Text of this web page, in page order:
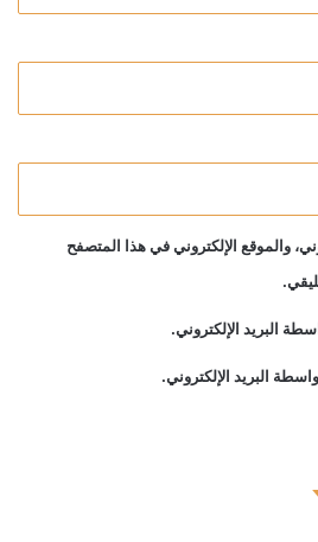
والموقع الإلكتروني في هذا المتصفح
البريد الإلكتروني.
البريد الإلكتروني.